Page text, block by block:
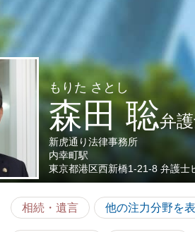
もりた さとし
森田 聡弁
新虎通り法律事務所
内幸町駅
東京都港区西新橋1-21-8 弁護士
相続・遺言 他の注力分野を